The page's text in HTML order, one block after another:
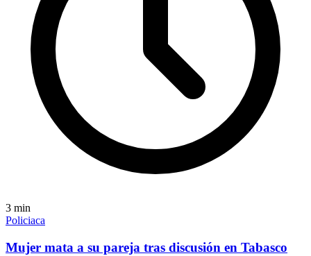
3 min
Policiaca
Mujer mata a su pareja tras discusión en Tabasco